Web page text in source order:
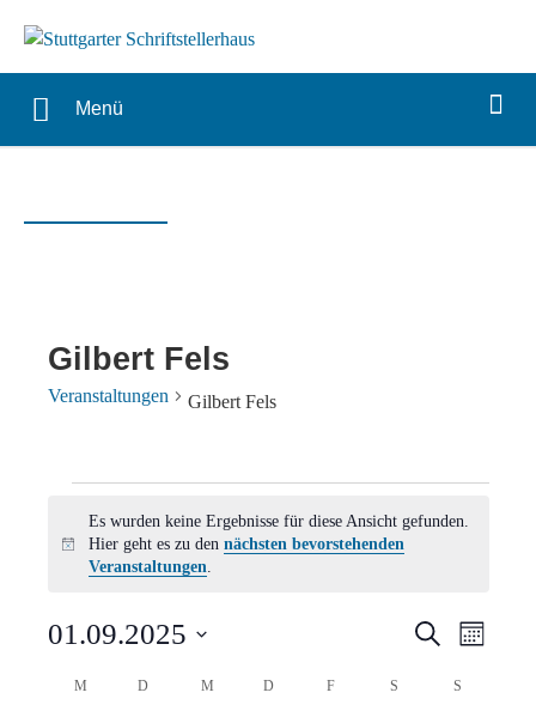
Menü
Gilbert Fels
Veranstaltungen Gilbert Fels
Hinweis
Es wurden keine Ergebnisse für diese Ansicht gefunden.
Hier geht es zu den nächsten bevorstehenden
Veranstaltungen.
Suche
SucheMonat
01.09.2025
Kalender
M MONTAG
DDIENSTAG
M MITTWOCH
D DONNERSTAG
F FREITAGS SAMSTAG
S